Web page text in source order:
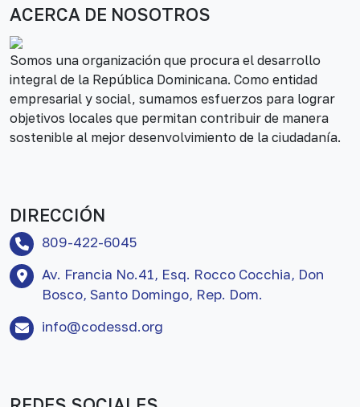
ACERCA DE NOSOTROS
Somos una organización que procura el desarrollo
integral de la República Dominicana. Como entidad
empresarial y social, sumamos esfuerzos para lograr
objetivos locales que permitan contribuir de manera
sostenible al mejor desenvolvimiento de la ciudadanía.
DIRECCIÓN
809-422-6045
Av. Francia No.41, Esq. Rocco Cocchia, Don
Bosco, Santo Domingo, Rep. Dom.
info@codessd.org